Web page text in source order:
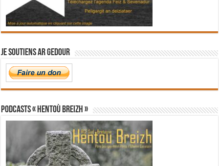
Je soutiens Ar Gedour
PODCASTS « Hentoù Breizh »